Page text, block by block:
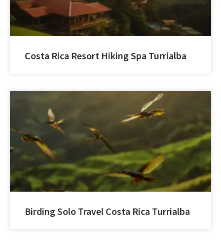
Costa Rica Resort Hiking Spa Turrialba
Birding Solo Travel Costa Rica Turrialba